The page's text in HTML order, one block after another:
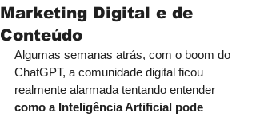
Marketing Digital e de
Conteúdo
Algumas semanas atrás, com o boom do
ChatGPT, a comunidade digital ficou
realmente alarmada tentando entender
como a Inteligência Artificial pode